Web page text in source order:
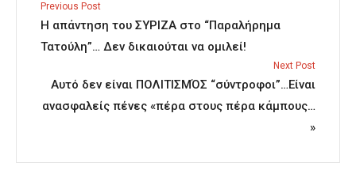
Previous Post
Η απάντηση του ΣΥΡΙΖΑ στο “Παραλήρημα
Τατούλη”… Δεν δικαιούται να ομιλεί!
Next Post
Αυτό δεν είναι ΠΟΛΙΤΙΣΜΌΣ “σύντροφοι”…Είναι
ανασφαλείς πένες «πέρα στους πέρα κάμπους…
»